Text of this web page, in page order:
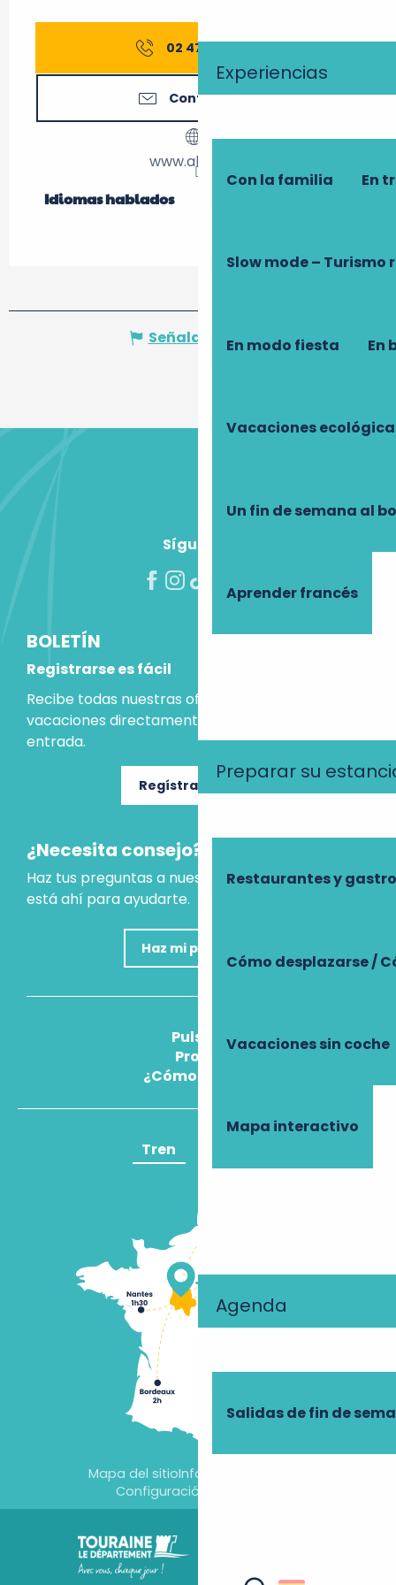
Experiencias
Con la familia En
Slow mode – Turismo
En modo fiesta En
Vacaciones
Un fin de semana al
Aprender francés
Preparar su
Restaurantes y
Cómo desplazarse /
Vacaciones sin coche
Mapa interactivo
Agenda
Salidas de fin de
02 47 56 25
Contáctenos
www.abritel.fr
Idiomas hablados
Idiomas hablados
Señalar un error
Síguenos
BOLETÍN
Registrarse es fácil
Recibe todas nuestras ofertas e ideas para las
vacaciones directamente en tu bandeja de
entrada.
Regístrate ahora
¿Necesita consejo?
Haz tus preguntas a nuestro asistente virtual, que
está ahí para ayudarte.
Haz mi pregunta
Pulse
Pros
¿Cómo llegar?
Tren
Mapa del sitioInformación jurídica
Configuración de cookies